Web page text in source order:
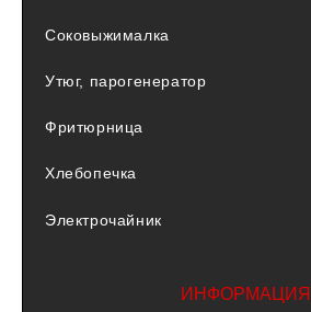
Соковыжималка
Утюг, парогенератор
Фритюрница
Хлебопечка
Электрочайник
ИНФОРМАЦИЯ